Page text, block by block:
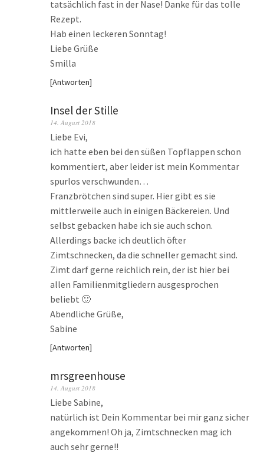
tatsächlich fast in der Nase! Danke für das tolle
Rezept.
Hab einen leckeren Sonntag!
Liebe Grüße
Smilla
Antworten
Insel der Stille
14. August 2018
Liebe Evi,
ich hatte eben bei den süßen Topflappen schon
kommentiert, aber leider ist mein Kommentar
spurlos verschwunden…
Franzbrötchen sind super. Hier gibt es sie
mittlerweile auch in einigen Bäckereien. Und
selbst gebacken habe ich sie auch schon.
Allerdings backe ich deutlich öfter
Zimtschnecken, da die schneller gemacht sind.
Zimt darf gerne reichlich rein, der ist hier bei
allen Familienmitgliedern ausgesprochen
beliebt 🙂
Abendliche Grüße,
Sabine
Antworten
mrsgreenhouse
14. August 2018
Liebe Sabine,
natürlich ist Dein Kommentar bei mir ganz sicher
angekommen! Oh ja, Zimtschnecken mag ich
auch sehr gerne!!